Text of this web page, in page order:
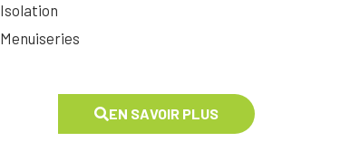
Isolation
Menuiseries
EN SAVOIR PLUS